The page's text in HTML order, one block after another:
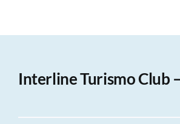
Interline Turismo Club